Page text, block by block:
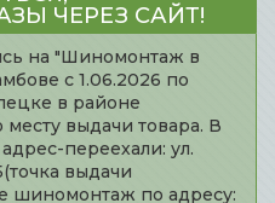
ЧЕРЕЗ САЙТ!
на "Шиномонтаж в
с 1.06.2026 по
в районе
выдачи товара. В
переехали: ул.
выдачи
шиномонтаж по адресу: